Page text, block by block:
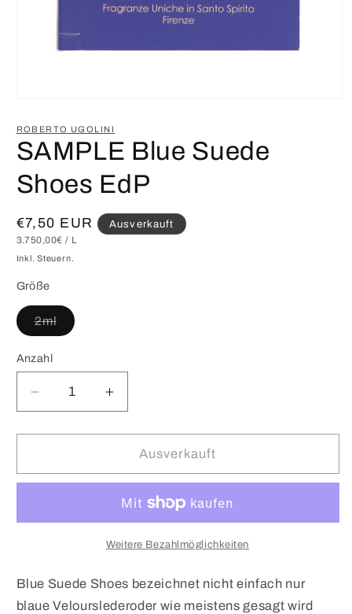
in
Modal
öffnen
ROBERTO UGOLINI
SAMPLE Blue Suede
Shoes EdP
Normaler
Preis
€7,50 EUR
GRUNDPREIS
3.750,00€ / PRO
L
Ausverkauft
Inkl. Steuern.
Größe
2mlVariante
ausverkauft
Anzahl
Verringere
die
Menge
SAMPLE
Shoes
Erhöhe
die
Menge
SAMPLE
Suede
Shoes
EdP
Ausverkauft
Weitere Bezahlmöglichkeiten
Blue Suede Shoes bezeichnet nicht einfach nur
blaue Velourslederoder wie meistens gesagt wird